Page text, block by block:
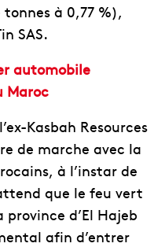
à 0,77 %),
SAS.
automobile
Maroc
Kasbah Resources
de marche avec la
à l’instar de
que le feu vert
d’El Hajeb
afin d’entrer